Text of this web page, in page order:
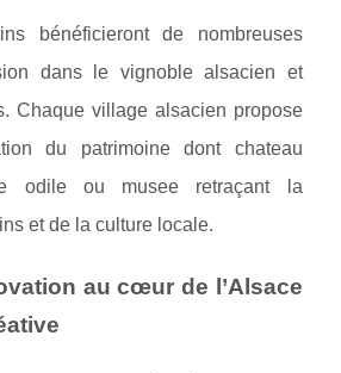
bénéficieront de nombreuses
dans le vignoble alsacien et
Chaque village alsacien propose
du patrimoine dont chateau
odile ou musee retraçant la
et de la culture locale.
au cœur de l’Alsace